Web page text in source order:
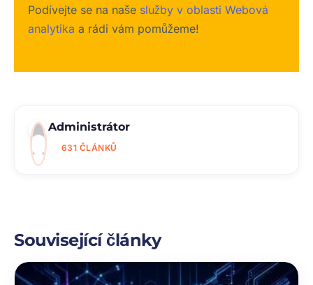
Podívejte se na naše služby v oblasti Webová
analytika a rádi vám pomůžeme!
Administrátor
631 ČLÁNKŮ
Související články